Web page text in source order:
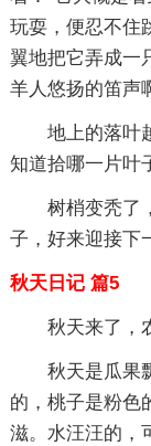
玩耍，便忍不住
翼地把它弄成一
羊人悠扬的笛声
地上的落叶
知道拾哪一片叶
树梢变秃了
子，好来迎接下
秋天日记 篇5
秋天来了，
秋天是瓜果
的，桃子是粉色
滋。水汪汪的，